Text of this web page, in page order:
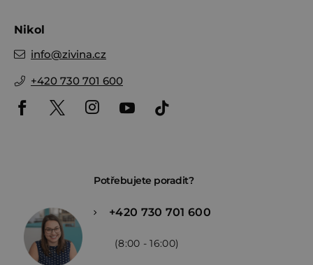
Nikol
info@zivina.cz
+420 730 701 600
Potřebujete poradit?
+420 730 701 600
(8:00 - 16:00)